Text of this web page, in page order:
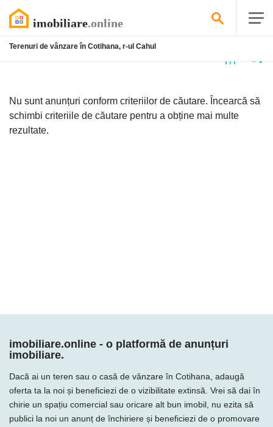
Terenuri de vânzare în Cotihana, r-ul Cahul
Nu sunt anunțuri conform criteriilor de căutare. Încearcă să
schimbi criteriile de căutare pentru a obține mai multe
rezultate.
imobiliare.online - o platformă de anunțuri
imobiliare.
Dacă ai un teren sau o casă de vânzare în Cotihana, adaugă
oferta ta la noi și beneficiezi de o vizibilitate extinsă. Vrei să dai în
chirie un spațiu comercial sau oricare alt bun imobil, nu ezita să
publici la noi un anunț de închiriere și beneficiezi de o promovare